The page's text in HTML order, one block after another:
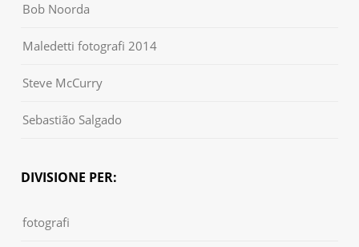
Bob Noorda
Maledetti fotografi 2014
Steve McCurry
Sebastião Salgado
DIVISIONE PER:
fotografi